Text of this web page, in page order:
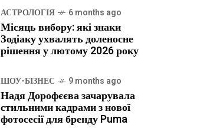
АСТРОЛОГІЯ 6 months ago
Місяць вибору: які знаки
Зодіаку ухвалять доленосне
рішення у лютому 2026 року
ШОУ-БІЗНЕС 9 months ago
Надя Дорофєєва зачарувала
стильними кадрами з нової
фотосесії для бренду Puma